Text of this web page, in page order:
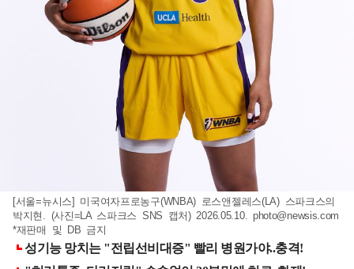
[서울=뉴시스] 미국여자프로농구(WNBA) 로스앤젤레스(LA) 스파크스의
박지현. (사진=LA 스파크스 SNS 캡처) 2026.05.10. photo@newsis.com
*재판매 및 DB 금지